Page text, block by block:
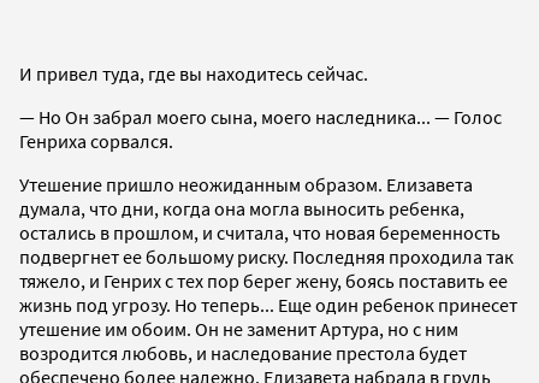
И привел туда, где вы находитесь сейчас.
— Но Он забрал моего сына, моего наследника... — Голос
Генриха сорвался.
Утешение пришло неожиданным образом. Елизавета
думала, что дни, когда она могла выносить ребенка,
остались в прошлом, и считала, что новая беременность
подвергнет ее большому риску. Последняя проходила так
тяжело, и Генрих с тех пор берег жену, боясь поставить ее
жизнь под угрозу. Но теперь... Еще один ребенок принесет
утешение им обоим. Он не заменит Артура, но с ним
возродится любовь, и наследование престола будет
обеспечено более надежно. Елизавета набрала в грудь